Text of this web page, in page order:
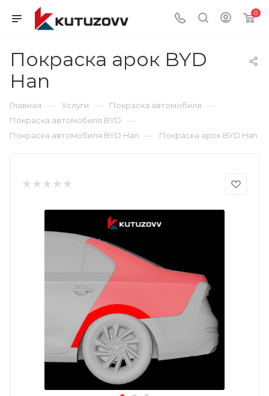
0
Покраска арок BYD
Han
Главная — Услуги — Покраска автомобиля —
Покраска автомобиля BYD —
Покраска автомобиля BYD Han — Покраска арок BYD Han